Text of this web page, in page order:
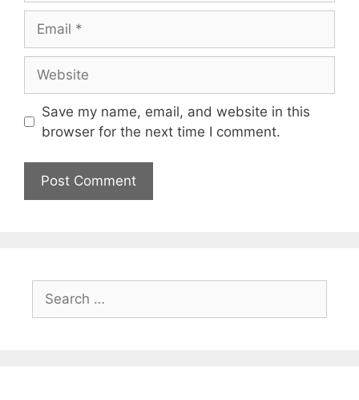
Save my name, email, and website in this
browser for the next time I comment.